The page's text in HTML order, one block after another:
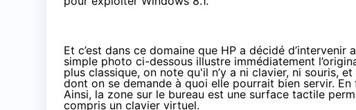
Et c’est dans ce domaine que HP a décidé d’intervenir
simple photo ci-dessous illustre immédiatement
plus classique, on note qu'il n’y a ni clavier, ni souris,
dont on se demande à quoi elle pourrait bien servir.
Ainsi, la zone sur le bureau est une surface tactile
compris un clavier virtuel.